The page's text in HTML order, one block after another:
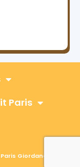
Paris
Giordano, Tous